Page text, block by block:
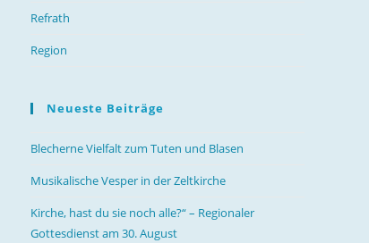
Refrath
Region
Neueste Beiträge
Blecherne Vielfalt zum Tuten und Blasen
Musikalische Vesper in der Zeltkirche
Kirche, hast du sie noch alle?“ – Regionaler
Gottesdienst am 30. August